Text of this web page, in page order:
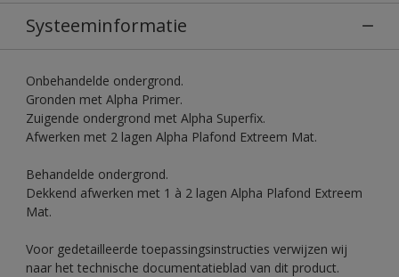
Systeeminformatie
Onbehandelde ondergrond.
Gronden met Alpha Primer.
Zuigende ondergrond met Alpha Superfix.
Afwerken met 2 lagen Alpha Plafond Extreem Mat.
Behandelde ondergrond.
Dekkend afwerken met 1 à 2 lagen Alpha Plafond Extreem
Mat.
Voor gedetailleerde toepassingsinstructies verwijzen wij
naar het technische documentatieblad van dit product.